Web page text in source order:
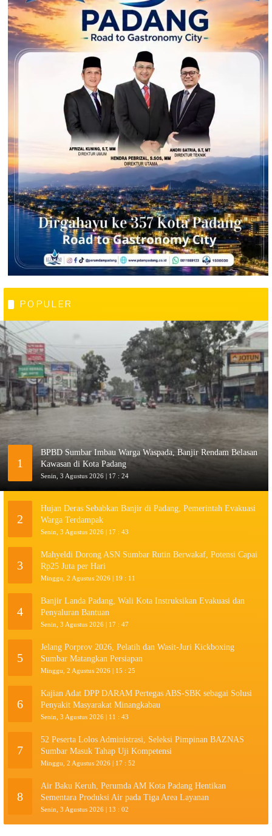
POPULER
1
BPBD Sumbar Imbau Warga Waspada, Banjir Rendam Belasan
Kawasan di Kota Padang
Senin, 3 Agustus 2026 | 17 : 24
2
Hujan Deras Sebabkan Banjir di Padang, Pemerintah Evakuasi
Warga Terdampak
Senin, 3 Agustus 2026 | 17 : 43
3
Mahyeldi Dorong ASN Sumbar Rutin Berwakaf, Potensi Capai
Rp25 Juta per Hari
Minggu, 2 Agustus 2026 | 19 : 11
4
Banjir Landa Padang, Wali Kota Instruksikan Evakuasi dan
Penyaluran Bantuan
Senin, 3 Agustus 2026 | 17 : 47
5
Jelang Porprov 2026, Pelatih dan Wasit-Juri Kickboxing
Sumbar Matangkan Persiapan
Minggu, 2 Agustus 2026 | 15 : 25
6
Kajian Adat DPP DARAM Pertegas ABS-SBK sebagai Solusi
Penyakit Masyarakat Minangkabau
Senin, 3 Agustus 2026 | 11 : 43
7
52 Peserta Lolos Administrasi, Seleksi Pimpinan BAZNAS
Sumbar Masuk Tahap Uji Kompetensi
Minggu, 2 Agustus 2026 | 17 : 52
8
Air Baku Keruh, Perumda AM Kota Padang Hentikan
Sementara Produksi Air pada Tiga Area Layanan
Senin, 3 Agustus 2026 | 13 : 02